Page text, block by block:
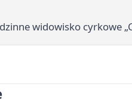
widowisko cyrkowe